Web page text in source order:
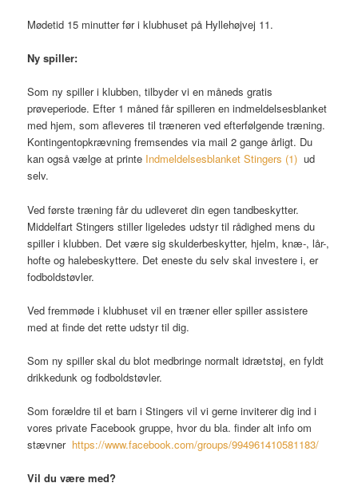
Mødetid 15 minutter før i klubhuset på Hyllehøjvej 11.
Ny spiller:
Som ny spiller i klubben, tilbyder vi en måneds gratis
prøveperiode. Efter 1 måned får spilleren en indmeldelsesblanket
med hjem, som afleveres til træneren ved efterfølgende træning.
Kontingentopkrævning fremsendes via mail 2 gange årligt. Du
kan også vælge at printe Indmeldelsesblanket Stingers (1) ud
selv.
Ved første træning får du udleveret din egen tandbeskytter.
Middelfart Stingers stiller ligeledes udstyr til rådighed mens du
spiller i klubben. Det være sig skulderbeskytter, hjelm, knæ-, lår-,
hofte og halebeskyttere. Det eneste du selv skal investere i, er
fodboldstøvler.
Ved fremmøde i klubhuset vil en træner eller spiller assistere
med at finde det rette udstyr til dig.
Som ny spiller skal du blot medbringe normalt idrætstøj, en fyldt
drikkedunk og fodboldstøvler.
Som forældre til et barn i Stingers vil vi gerne inviterer dig ind i
vores private Facebook gruppe, hvor du bla. finder alt info om
stævner https://www.facebook.com/groups/994961410581183/
Vil du være med?